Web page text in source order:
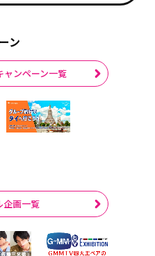
ン
ャンペーン一覧
企画一覧